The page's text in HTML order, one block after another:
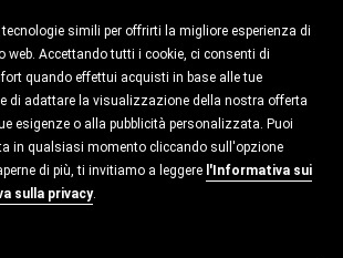
simili per offrirti la migliore esperienza di
Accettando tutti i cookie, ci consenti di
quando effettui acquisti in base alle tue
di adattare la visualizzazione della nostra offerta
esigenze o alla pubblicità personalizzata. Puoi
in qualsiasi momento cliccando sull'opzione
di più, ti invitiamo a leggere l'Informativa sui
sulla privacy.